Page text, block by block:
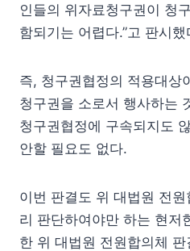
인들의 위자료청구권이 청
함되기는 어렵다.”고 판시했
즉, 청구권협정의 적용대상
청구권을 소로서 행사하는
청구권협정에 구속되지도
안할 필요도 없다.
이번 판결도 위 대법원 전
리 판단하여야만 하는 현저
한 위 대법원 전원합의체